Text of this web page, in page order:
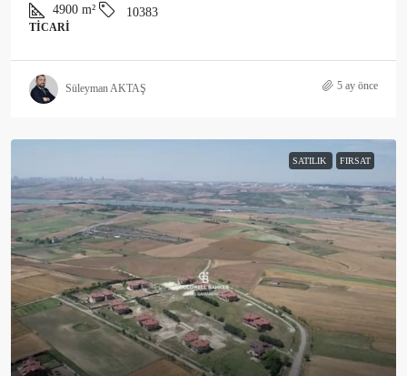
4900 m² 10383
TICARI
Süleyman AKTAŞ 5 ay önce
SATILIK FIRSAT